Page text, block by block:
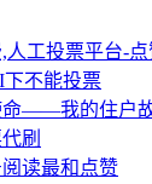
人工投票平台-
不能投票
命——我的住户
刷
读最和点赞